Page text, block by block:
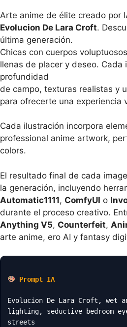
Arte anime de élite creado por
Evolucion De Lara Croft.
última generación.
Chicas con cuerpos
llenas de placer y deseo.
profundidad
de campo, texturas realistas y
para ofrecerte una experiencia
Cada ilustración incorpora
professional anime artwork,
colors.
El resultado final de cada
la generación, incluyendo
Automatic1111, ComfyUI o
durante el proceso creativo.
Anything V5, Counterfeit,
arte anime, ero AI y fantasy
Prompt IA
Evolucion De Lara Croft, wet
lighting, seductive bedroom
streets